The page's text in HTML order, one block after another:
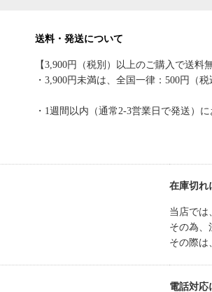
送料・発送について
【3,900円（税別）以上のご購入で送料無
・3,900円未満は、全国一律：500円（税
・1週間以内（通常2-3営業日で発送）に
在庫切れ
当店では
その為、
その際は
電話対応